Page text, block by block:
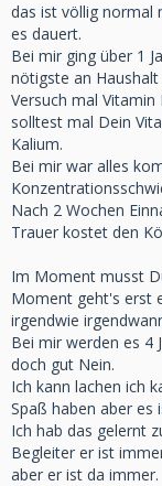
das ist völlig normal
es dauert.
Bei mir ging über 1
nötigste an
Versuch mal
solltest mal Dein
Kalium.
Bei mir war alles
Nach 2 Wochen
Trauer kostet den
Im Moment musst
Moment geht's erst
irgendwie
Bei mir werden es 4
doch gut Nein.
Ich kann lachen ich
Spaß haben aber es
Ich hab das gelernt
Begleiter er ist
aber er ist da immer.